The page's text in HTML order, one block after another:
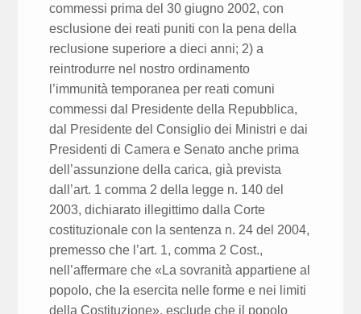
commessi prima del 30 giugno 2002, con
esclusione dei reati puniti con la pena della
reclusione superiore a dieci anni; 2) a
reintrodurre nel nostro ordinamento
l’immunità temporanea per reati comuni
commessi dal Presidente della Repubblica,
dal Presidente del Consiglio dei Ministri e dai
Presidenti di Camera e Senato anche prima
dell’assunzione della carica, già prevista
dall’art. 1 comma 2 della legge n. 140 del
2003, dichiarato illegittimo dalla Corte
costituzionale con la sentenza n. 24 del 2004,
premesso che l’art. 1, comma 2 Cost.,
nell’affermare che «La sovranità appartiene al
popolo, che la esercita nelle forme e nei limiti
della Costituzione», esclude che il popolo